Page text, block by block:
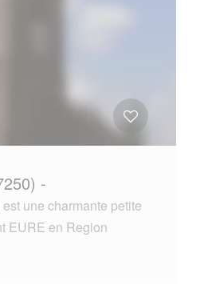
-
une charmante petite
EURE en Region